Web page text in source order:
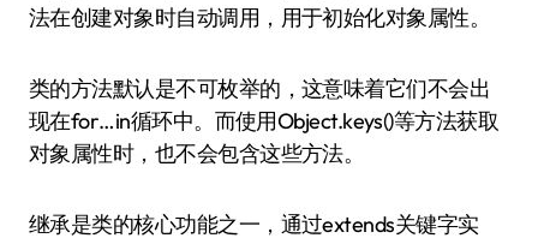
法在创建对象时自动调用，用于初始化对象属性。
类的方法默认是不可枚举的，这意味着它们不会出
现在for…in循环中。而使用Object.keys()等方法获取
对象属性时，也不会包含这些方法。
继承是类的核心功能之一，通过extends关键字实